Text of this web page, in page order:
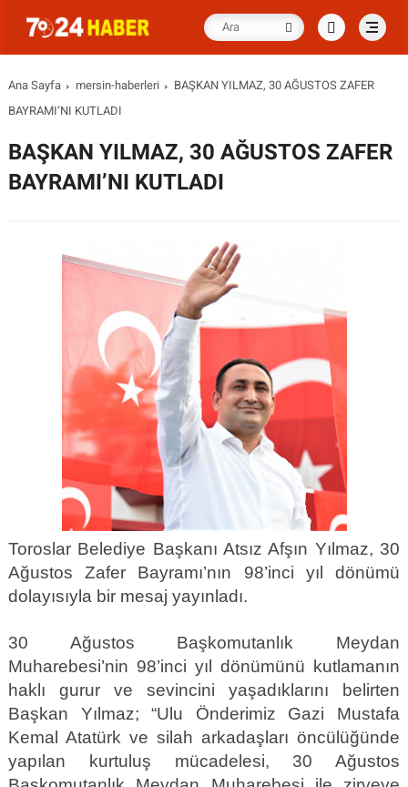
Ana Sayfa mersin-haberleri
BAŞKAN YILMAZ, 30 AĞUSTOS ZAFER
BAYRAMI’NI KUTLADI
BAŞKAN YILMAZ, 30 AĞUSTOS ZAFER
BAYRAMI’NI KUTLADI
Toroslar Belediye Başkanı Atsız Afşın Yılmaz, 30
Ağustos Zafer Bayramı’nın 98’inci yıl dönümü
dolayısıyla bir mesaj yayınladı.
30 Ağustos Başkomutanlık Meydan
Muharebesi’nin 98’inci yıl dönümünü kutlamanın
haklı gurur ve sevincini yaşadıklarını belirten
Başkan Yılmaz; “Ulu Önderimiz Gazi Mustafa
Kemal Atatürk ve silah arkadaşları öncülüğünde
yapılan kurtuluş mücadelesi, 30 Ağustos